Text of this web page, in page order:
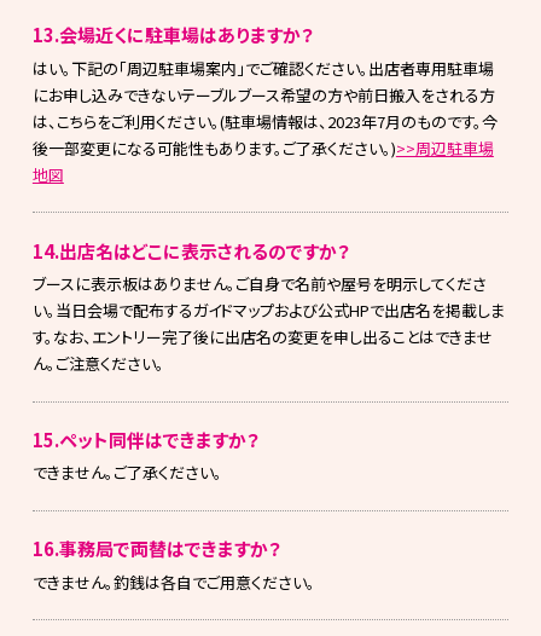
13.会場近くに駐車場はありますか？
はい。下記の「周辺駐車場案内」でご確認ください。出店者専用駐車場
にお申し込みできないテーブルブース希望の方や前日搬入をされる方
は、こちらをご利用ください。(駐車場情報は、2023年7月のものです。今
後一部変更になる可能性もあります。ご了承ください。)>>周辺駐車場
地図
14.出店名はどこに表示されるのですか？
ブースに表示板はありません。ご自身で名前や屋号を明示してくださ
い。当日会場で配布するガイドマップおよび公式HPで出店名を掲載しま
す。なお、エントリー完了後に出店名の変更を申し出ることはできませ
ん。ご注意ください。
15.ペット同伴はできますか？
できません。ご了承ください。
16.事務局で両替はできますか？
できません。釣銭は各自でご用意ください。